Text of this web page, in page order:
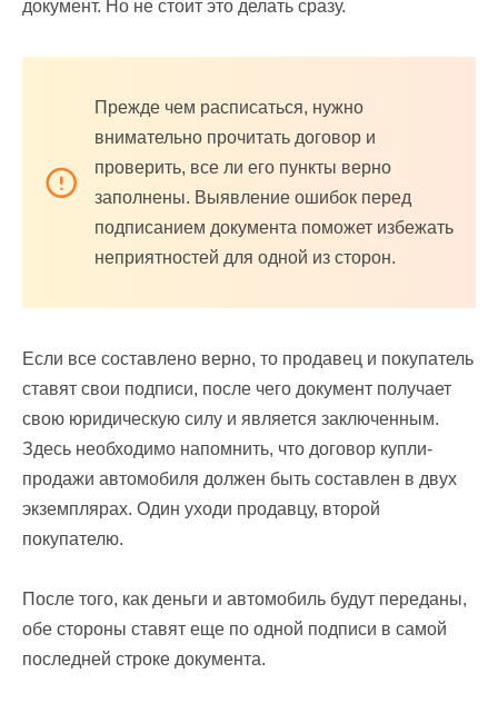
документ. Но не стоит это делать сразу.
Прежде чем расписаться, нужно
внимательно прочитать договор и
проверить, все ли его пункты верно
заполнены. Выявление ошибок перед
подписанием документа поможет избежать
неприятностей для одной из сторон.
Если все составлено верно, то продавец и покупатель
ставят свои подписи, после чего документ получает
свою юридическую силу и является заключенным.
Здесь необходимо напомнить, что договор купли-
продажи автомобиля должен быть составлен в двух
экземплярах. Один уходи продавцу, второй
покупателю.
После того, как деньги и автомобиль будут переданы,
обе стороны ставят еще по одной подписи в самой
последней строке документа.